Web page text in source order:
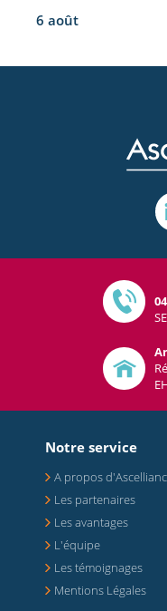
6 août
Notre service
A propos
Les partenaires
Les avantages
L'équipe
Les témoignages
Mentions Légales